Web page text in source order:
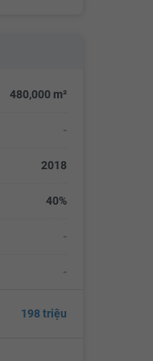
480,000 m²
-
2018
40%
-
-
198 triệu